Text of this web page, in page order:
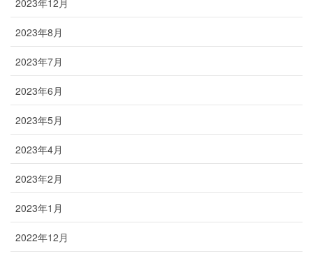
2023年8月
2023年7月
2023年6月
2023年5月
2023年4月
2023年2月
2023年1月
2022年12月